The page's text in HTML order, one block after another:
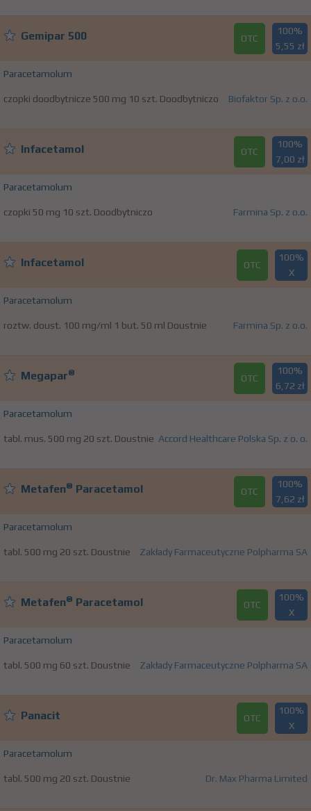
Gemipar 500 OTC
100%
5,55 zł
Paracetamolum
czopki doodbytnicze 500 mg 10 szt. Doodbytniczo Biofaktor Sp. z o.o.
Infacetamol OTC
100%
7,00 zł
Paracetamolum
czopki 50 mg 10 szt. Doodbytniczo Farmina Sp. z o.o.
Infacetamol OTC
100%
X
Paracetamolum
roztw. doust. 100 mg/ml 1 but. 50 ml Doustnie Farmina Sp. z o.o.
Megapar® OTC
100%
6,72 zł
Paracetamolum
tabl. mus. 500 mg 20 szt. Doustnie Accord Healthcare Polska Sp. z o. o.
Metafen® Paracetamol OTC
100%
7,62 zł
Paracetamolum
tabl. 500 mg 20 szt. Doustnie Zakłady Farmaceutyczne Polpharma SA
Metafen® Paracetamol OTC
100%
X
Paracetamolum
tabl. 500 mg 60 szt. Doustnie Zakłady Farmaceutyczne Polpharma SA
Panacit OTC
100%
X
Paracetamolum
tabl. 500 mg 20 szt. Doustnie Dr. Max Pharma Limited